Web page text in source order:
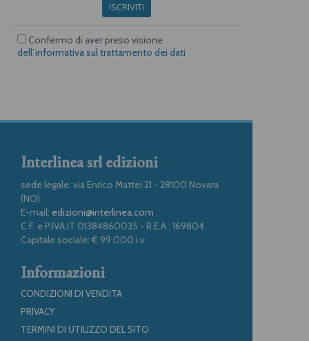
ISCRIVITI
Confermo di aver preso visione
dell’informativa sul trattamento dei dati
Interlinea srl edizioni
sede legale: via Enrico Mattei 21 - 28100 Novara
(NO)
E-mail: edizioni@interlinea.com
C.F. e P.IVA IT 01384860035 - R.E.A.: 169804
Capitale sociale: € 99.000 i.v
Informazioni
CONDIZIONI DI VENDITA
PRIVACY
TERMINI DI UTILIZZO DEL SITO